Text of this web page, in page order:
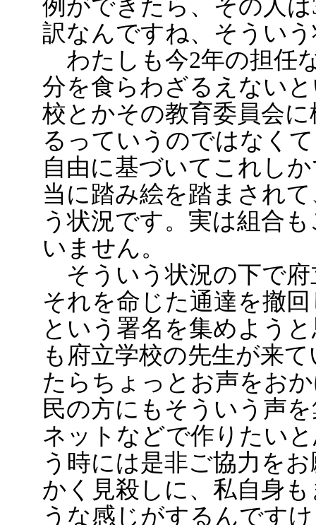
例ができたら、その人
訳なんですね、そうい
わたしも今2年の担任
分を食らわざるえない
校とかその教育委員会
るっていうのではなく
自由に基づいてこれし
当に踏み絵を踏まされ
う状況です。実は組合
いません。
そういう状況の下で府
それを命じた通達を撤
という署名を集めよう
も府立学校の先生が来
たらちょっとお声をお
民の方にもそういう声
ネットなどで作りたい
う時には是非ご協力を
かく見殺しに、私自身
うな感じがするんです